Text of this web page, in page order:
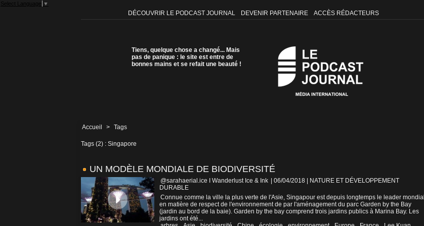
Select Language ▼
DÉCOUVRIR LE PODCAST JOURNAL DEVENIR PARTENAIRE ACCÈS RÉDACTEURS
Tiens, quelque chose a changé... Mais
pas de panique : le site est entre de
bonnes mains et se refait une beauté !
Accueil > Tags
Tags (2) : Singapore
UN MODÈLE MONDIALE DE BIODIVERSITÉ
@sarahaerial.ice I Wanderlust Ice & Ink | 06/04/2018
NATURE ET DÉVELOPPEMENT
DURABLE
Connue comme la ville la plus verte de l'Asie, Singapour est depuis longtemps le leader mondial
en matière de respect de l'environnement de par l'aménagement du parc Garden by the Bay
(jardin au bord de la baie). Garden by the bay comprend trois jardins publics à Marina Bay. Les
jardins ont été...